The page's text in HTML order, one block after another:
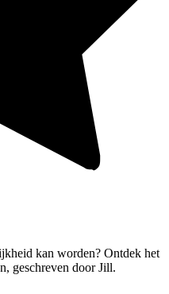
kan worden? Ontdek het
geschreven door Jill.